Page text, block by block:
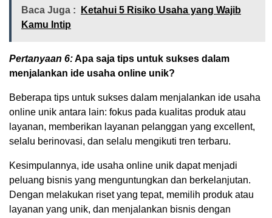
Baca Juga :
Ketahui 5 Risiko Usaha yang Wajib
Kamu Intip
Pertanyaan 6:Apa saja tips untuk sukses dalam
menjalankan ide usaha online unik?
Beberapa tips untuk sukses dalam menjalankan ide usaha
online unik antara lain: fokus pada kualitas produk atau
layanan, memberikan layanan pelanggan yang excellent,
selalu berinovasi, dan selalu mengikuti tren terbaru.
Kesimpulannya, ide usaha online unik dapat menjadi
peluang bisnis yang menguntungkan dan berkelanjutan.
Dengan melakukan riset yang tepat, memilih produk atau
layanan yang unik, dan menjalankan bisnis dengan